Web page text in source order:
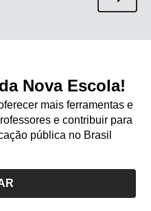
Nova Escola!
mais ferramentas e
e contribuir para
pública no Brasil